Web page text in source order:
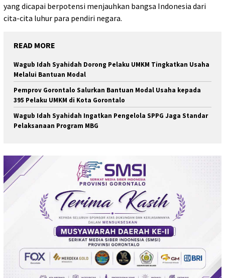
yang dicapai berpotensi menjauhkan bangsa Indonesia dari
cita-cita luhur para pendiri negara.
READ MORE
Wagub Idah Syahidah Dorong Pelaku UMKM Tingkatkan Usaha
Melalui Bantuan Modal
Pemprov Gorontalo Salurkan Bantuan Modal Usaha kepada
395 Pelaku UMKM di Kota Gorontalo
Wagub Idah Syahidah Ingatkan Pengelola SPPG Jaga Standar
Pelaksanaan Program MBG